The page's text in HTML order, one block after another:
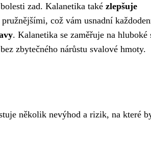
zad. Kalanetika také zlepšuje
což vám usnadní
. Kalanetika se zaměřuje na hluboké
zbytečného nárůstu svalové hmoty.
několik nevýhod a rizik, na které